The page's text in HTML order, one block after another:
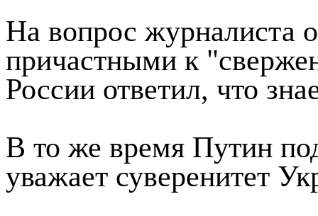
На вопрос журналиста
причастными к
России ответил, что
В то же время Путин
уважает суверенитет